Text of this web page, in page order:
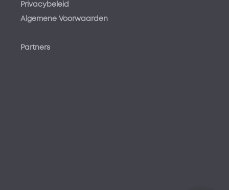
Privacybeleid
Algemene Voorwaarden
Partners